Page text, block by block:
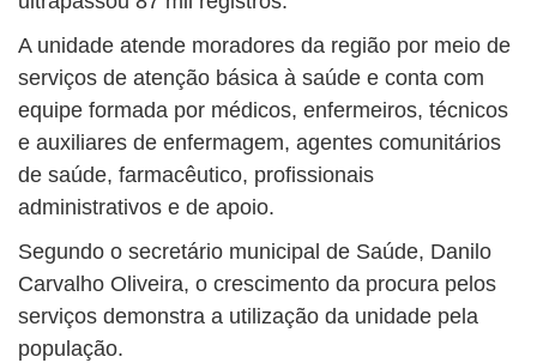
A unidade atende moradores da região por meio de
serviços de atenção básica à saúde e conta com
equipe formada por médicos, enfermeiros, técnicos
e auxiliares de enfermagem, agentes comunitários
de saúde, farmacêutico, profissionais
administrativos e de apoio.
Segundo o secretário municipal de Saúde, Danilo
Carvalho Oliveira, o crescimento da procura pelos
serviços demonstra a utilização da unidade pela
população.